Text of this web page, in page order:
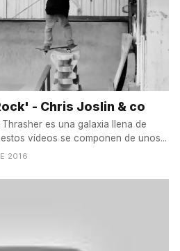
- Chris Joslin & co
es una galaxia llena de
vídeos se componen de unos...
2016